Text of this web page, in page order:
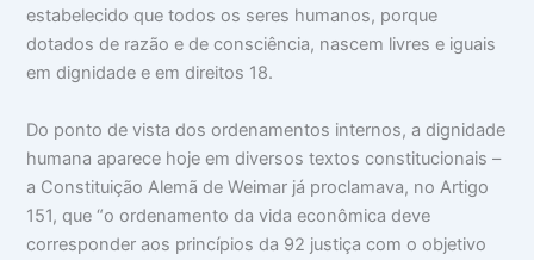
estabelecido que todos os seres humanos, porque
dotados de razão e de consciência, nascem livres e iguais
em dignidade e em direitos 18.
Do ponto de vista dos ordenamentos internos, a dignidade
humana aparece hoje em diversos textos constitucionais –
a Constituição Alemã de Weimar já proclamava, no Artigo
151, que “o ordenamento da vida econômica deve
corresponder aos princípios da 92 justiça com o objetivo